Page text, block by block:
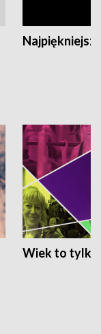
Wiek to tylko